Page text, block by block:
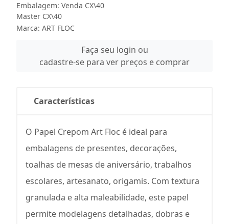
Embalagem: Venda CX\40
Master CX\40
Marca: ART FLOC
Faça seu login ou
cadastre-se para ver preços e comprar
Características
O Papel Crepom Art Floc é ideal para
embalagens de presentes, decorações,
toalhas de mesas de aniversário, trabalhos
escolares, artesanato, origamis. Com textura
granulada e alta maleabilidade, este papel
permite modelagens detalhadas, dobras e